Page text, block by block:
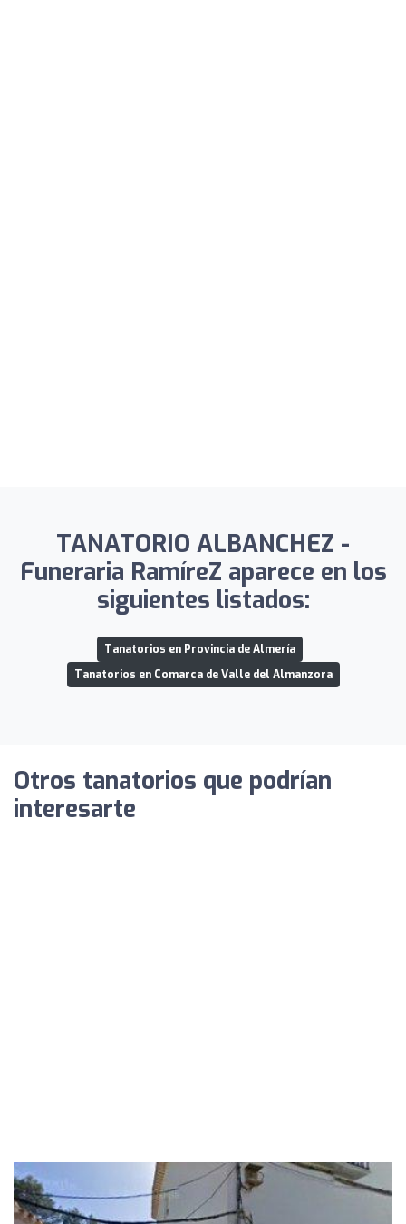
TANATORIO ALBANCHEZ -
Funeraria RamíreZ aparece en los
siguientes listados:
Tanatorios en Provincia de Almería
Tanatorios en Comarca de Valle del Almanzora
Otros tanatorios que podrían
interesarte